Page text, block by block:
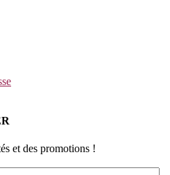
et des promotions !